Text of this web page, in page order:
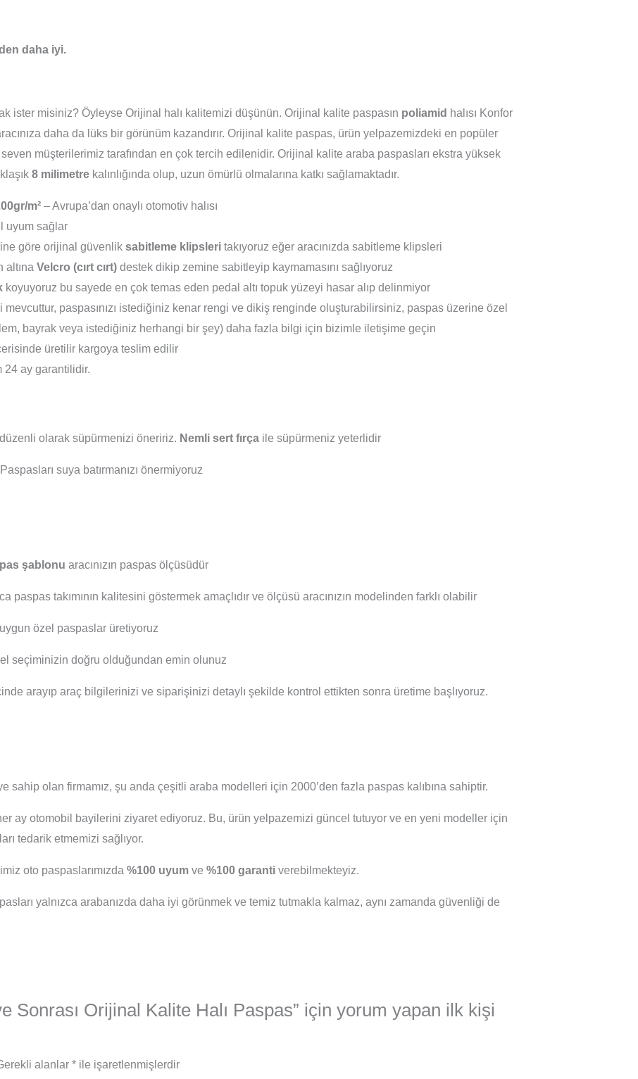
daha iyi.
ister misiniz? Öyleyse Orijinal halı kalitemizi düşünün. Orijinal kalite paspasın poliamid halısı Konfor
daha da lüks bir görünüm kazandırır. Orijinal kalite paspas, ürün yelpazemizdeki en popüler
müşterilerimiz tarafından en çok tercih edilenidir. Orijinal kalite araba paspasları ekstra yüksek
8 milimetre kalınlığında olup, uzun ömürlü olmalarına katkı sağlamaktadır.
m² – Avrupa’dan onaylı otomotiv halısı
uyum sağlar
göre orijinal güvenlik sabitleme klipsleri takıyoruz eğer aracınızda sabitleme klipsleri
altına Velcro (cırt cırt) destek dikip zemine sabitleyip kaymamasını sağlıyoruz
koyuyoruz bu sayede en çok temas eden pedal altı topuk yüzeyi hasar alıp delinmiyor
paspasınızı istediğiniz kenar rengi ve dikiş renginde oluşturabilirsiniz, paspas üzerine özel
bayrak veya istediğiniz herhangi bir şey) daha fazla bilgi için bizimle iletişime geçin
üretilir kargoya teslim edilir
24 ay garantilidir.
olarak süpürmenizi öneririz. Nemli sert fırça ile süpürmeniz yeterlidir
suya batırmanızı önermiyoruz
şablonu aracınızın paspas ölçüsüdür
paspas takımının kalitesini göstermek amaçlıdır ve ölçüsü aracınızın modelinden farklı olabilir
özel paspaslar üretiyoruz
seçiminizin doğru olduğundan emin olunuz
arayıp araç bilgilerinizi ve siparişinizi detaylı şekilde kontrol ettikten sonra üretime başlıyoruz.
sahip olan firmamız, şu anda çeşitli araba modelleri için 2000’den fazla paspas kalıbına sahiptir.
ay otomobil bayilerini ziyaret ediyoruz. Bu, ürün yelpazemizi güncel tutuyor ve en yeni modeller için
tedarik etmemizi sağlıyor.
oto paspaslarımızda %100 uyum ve %100 garanti verebilmekteyiz.
yalnızca arabanızda daha iyi görünmek ve temiz tutmakla kalmaz, aynı zamanda güvenliği de
Sonrası Orijinal Kalite Halı Paspas” için yorum yapan ilk kişi
alanlar * ile işaretlenmişlerdir